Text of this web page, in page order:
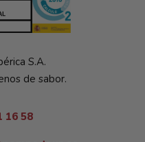
S.A.
de sabor.
16 58